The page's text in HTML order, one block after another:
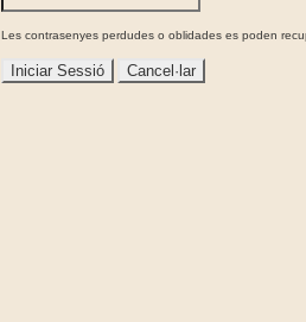
Les contrasenyes perdudes o oblidades es poden